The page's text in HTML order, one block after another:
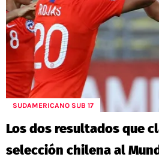
SUDAMERICANO SUB 17
Los dos resultados que
selección chilena al